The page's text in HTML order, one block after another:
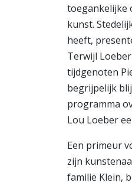
toegankelijke
kunst.
heeft,
Terwijl
tijdgenoten
begrijpelijk
programma
Lou Loeber
Een primeur
zijn
familie Klein,